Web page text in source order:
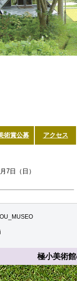
術賞公募 アクセス
7日（日）